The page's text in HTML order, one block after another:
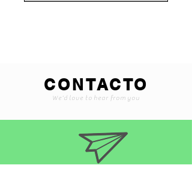
CONTACTO
We'd love to hear from you